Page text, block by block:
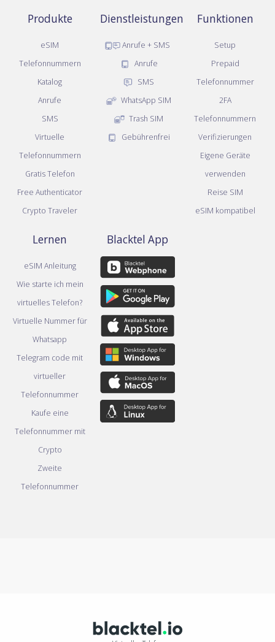
Produkte
eSIM
Telefonnummern
Katalog
Anrufe
SMS
Virtuelle
Telefonnummern
Gratis Telefon
Free Authenticator
Crypto Traveler
Dienstleistungen
Anrufe + SMS
Anrufe
SMS
WhatsApp SIM
Trash SIM
Gebührenfrei
Funktionen
Setup
Prepaid
Telefonnummer
2FA
Telefonnummern
Verifizierungen
Eigene Geräte
verwenden
Reise SIM
eSIM kompatibel
Lernen
eSIM Anleitung
Wie starte ich mein
virtuelles Telefon?
Virtuelle Nummer für
Whatsapp
Telegram code mit
virtueller
Telefonnummer
Kaufe eine
Telefonnummer mit
Crypto
Zweite
Telefonnummer
Blacktel App